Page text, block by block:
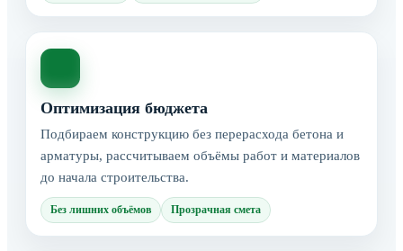
Оптимизация бюджета
Подбираем конструкцию без перерасхода бетона и
арматуры, рассчитываем объёмы работ и материалов
до начала строительства.
Без лишних объёмов Прозрачная смета